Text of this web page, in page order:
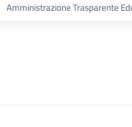
Amministrazione Trasparente